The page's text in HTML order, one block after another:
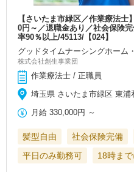
【さいたま市緑区／作業療法
0円～／退職金あり／社会保険
率90％以上/45113/【024】
グッドタイムナーシングホーム
株式会社創生事業団
作業療法士 / 正職員
埼玉県 さいたま市緑区 東浦
月給 330,000円 ～
髪型自由 社会保険完備
平日のみ勤務可
18時ま